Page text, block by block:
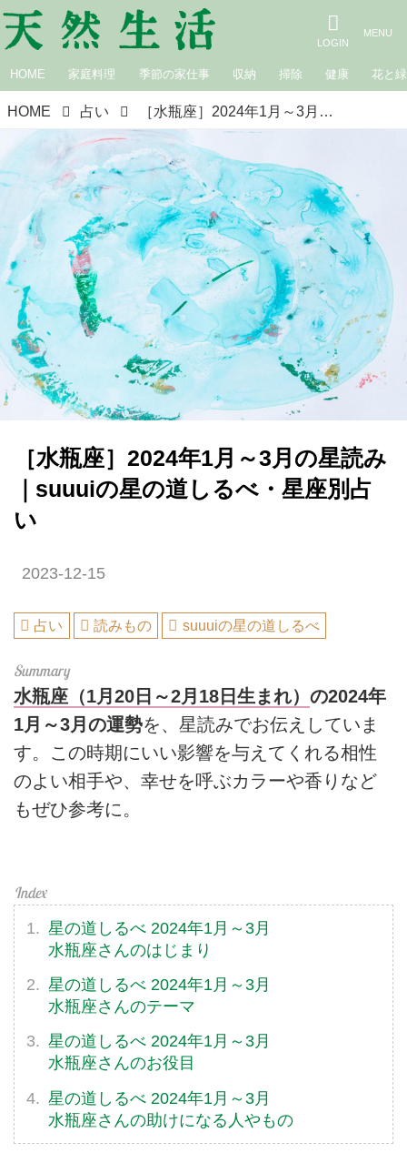
HOME 家庭料理 季節の家仕事 収納 掃除 健康 花と緑
HOME 占い ［水瓶座］2024年1月～3月の星読み｜suuuiの星の道しるべ・星座別占い
［水瓶座］2024年1月～3月の星読み
｜suuuiの星の道しるべ・星座別占
い
2023-12-15
占い 読みもの suuuiの星の道しるべ
水瓶座（1月20日～2月18日生まれ） の2024年
1月～3月の運勢を、星読みでお伝えしていま
す。この時期にいい影響を与えてくれる相性
のよい相手や、幸せを呼ぶカラーや香りなど
もぜひ参考に。
星の道しるべ 2024年1月～3月
水瓶座さんのはじまり
星の道しるべ 2024年1月～3月
水瓶座さんのテーマ
星の道しるべ 2024年1月～3月
水瓶座さんのお役目
星の道しるべ 2024年1月～3月
水瓶座さんの助けになる人やもの